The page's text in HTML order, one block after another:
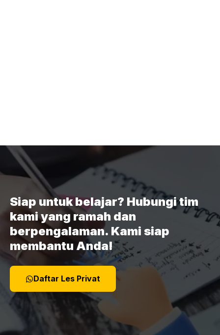
Siap untuk belajar? Hubungi tim
kami yang ramah dan
berpengalaman. Kami siap
membantu Anda!
Daftar Les Privat